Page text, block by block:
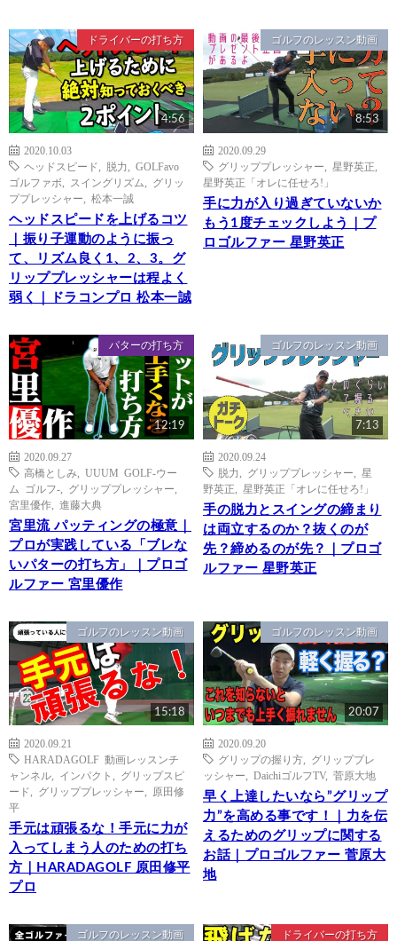
ドライバーの打ち方
4:56
2020.10.03
ヘッドスピード
脱力
GOLFavo
ゴルファボ
スイングリズム
グリッ
ププレッシャー
松本一誠
ヘッドスピードを上げるコツ
｜振り子運動のように振っ
て、リズム良く1、2、3。グ
リッププレッシャーは程よく
弱く｜ドラコンプロ 松本一誠
ゴルフのレッスン動画
8:53
2020.09.29
グリッププレッシャー
星野英正
星野英正「オレに任せろ!」
手に力が入り過ぎていないか
もう1度チェックしよう｜プ
ロゴルファー 星野英正
パターの打ち方
12:19
2020.09.27
高橋としみ
UUUM GOLF-ウー
ム ゴルフ-
グリッププレッシャー
宮里優作
進藤大典
宮里流 パッティングの極意｜
プロが実践している「ブレな
いパターの打ち方」｜プロゴ
ルファー 宮里優作
ゴルフのレッスン動画
7:13
2020.09.24
脱力
グリッププレッシャー
星
野英正
星野英正「オレに任せろ!」
手の脱力とスイングの締まり
は両立するのか？抜くのが
先？締めるのが先？｜プロゴ
ルファー 星野英正
ゴルフのレッスン動画
15:18
2020.09.21
HARADAGOLF 動画レッスンチ
ャンネル
インパクト
グリップスピ
ード
グリッププレッシャー
原田修
平
手元は頑張るな！手元に力が
入ってしまう人のための打ち
方｜HARADAGOLF 原田修平
プロ
ゴルフのレッスン動画
20:07
2020.09.20
グリップの握り方
グリッププレ
ッシャー
DaichiゴルフTV, 菅原大地
早く上達したいなら”グリップ
力”を高める事です！｜力を伝
えるためのグリップに関する
お話｜プロゴルファー 菅原大
地
ゴルフのレッスン動画 ドライバーの打ち方